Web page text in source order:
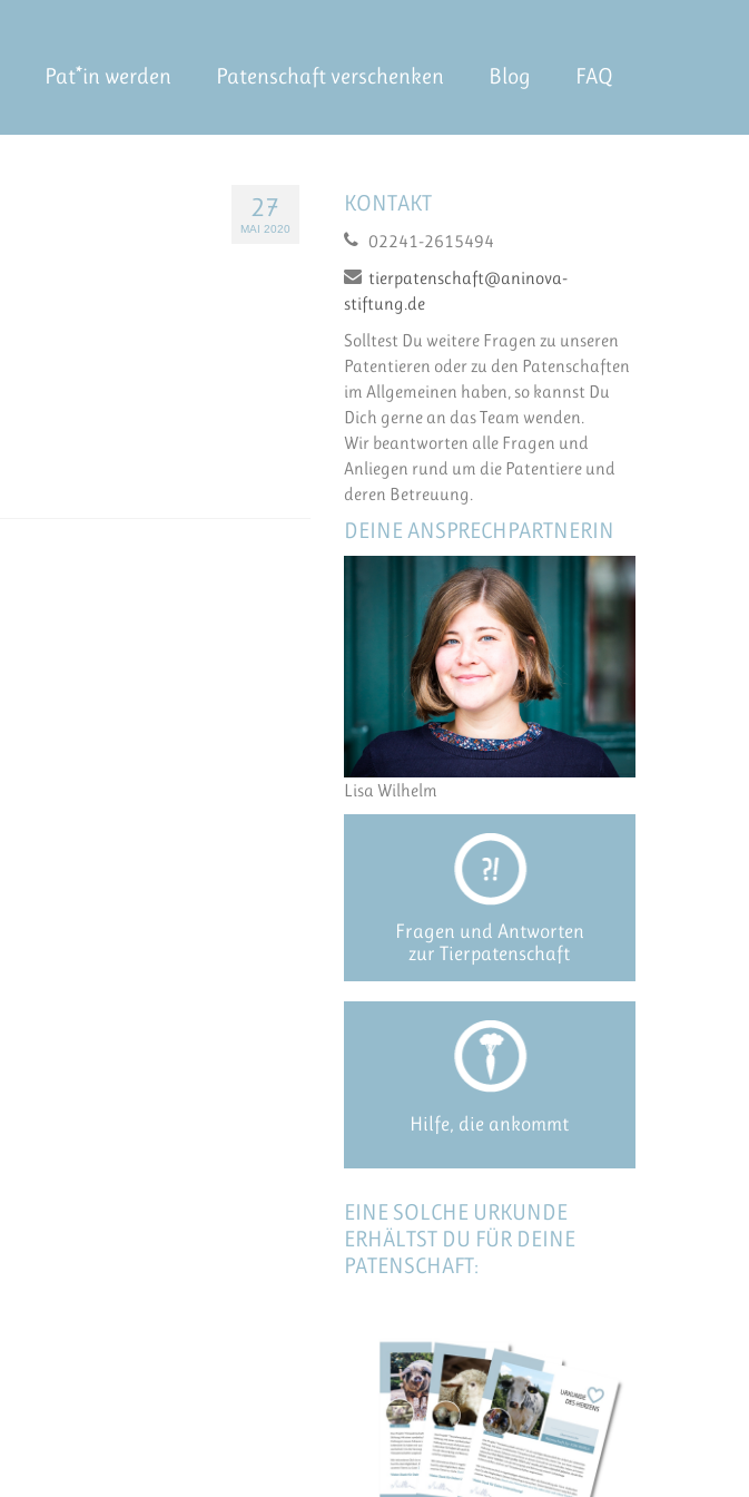
Pat*in werden Patenschaft verschenken Blog FAQ
27
MAI 2020
KONTAKT
02241-2615494
tierpatenschaft@aninova-
stiftung.de
Solltest Du weitere Fragen zu unseren
Patentieren oder zu den Patenschaften
im Allgemeinen haben, so kannst Du
Dich gerne an das Team wenden.
Wir beantworten alle Fragen und
Anliegen rund um die Patentiere und
deren Betreuung.
DEINE ANSPRECHPARTNERIN
Lisa Wilhelm
Fragen und Antworten
zur Tierpatenschaft
Hilfe, die ankommt
EINE SOLCHE URKUNDE
ERHÄLTST DU FÜR DEINE
PATENSCHAFT: